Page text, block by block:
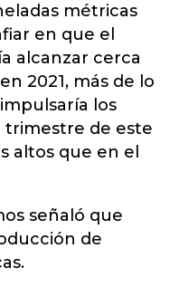
métricas
en que el
alcanzar cerca
2021, más de lo
los
trimestre de este
altos que en el
señaló que
de